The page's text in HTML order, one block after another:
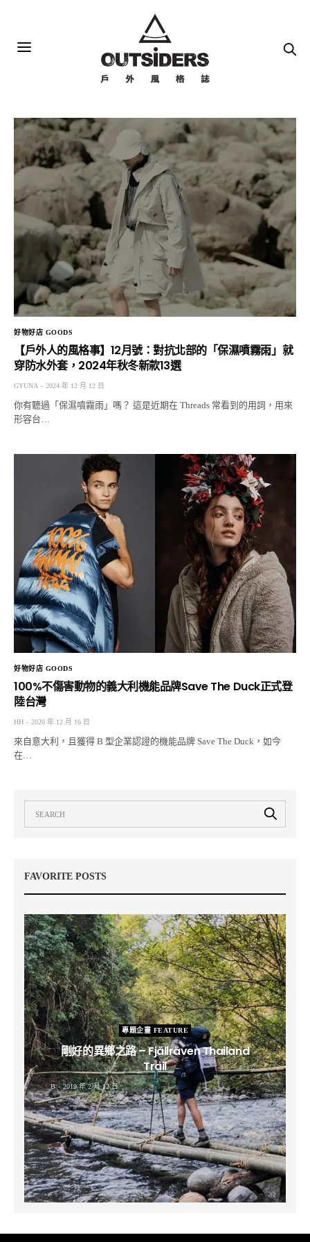
好物好店 GOODS
【戶外人的風格事】12月號：對抗北部的「保濕噴霧雨」就
穿防水外套，2024年秋冬新款13選
GYUNA 2024 年 12 月 12 日
你有聽過「保濕噴霧雨」嗎？ 這是近期在 Threads 常看到的用詞，用來
形容台…
好物好店 GOODS
100%不傷害動物的義大利機能品牌Save The Duck正式登
陸台灣
HH 2020 年 12 月 16 日
來自意大利，且獲得 B 型企業認證的機能品牌 Save The Duck，如今
在…
FAVORITE POSTS
專題企畫 FEATURE
剛好的異鄉之路 – Fjällräven Thailand
Trail
B 2019 年 2 月 12 日